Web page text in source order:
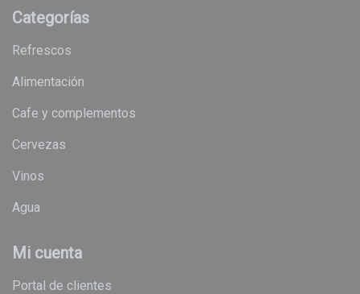
Categorías
refrescos
alimentación
cafe y complementos
cervezas
vinos
agua
Mi cuenta
Portal de clientes